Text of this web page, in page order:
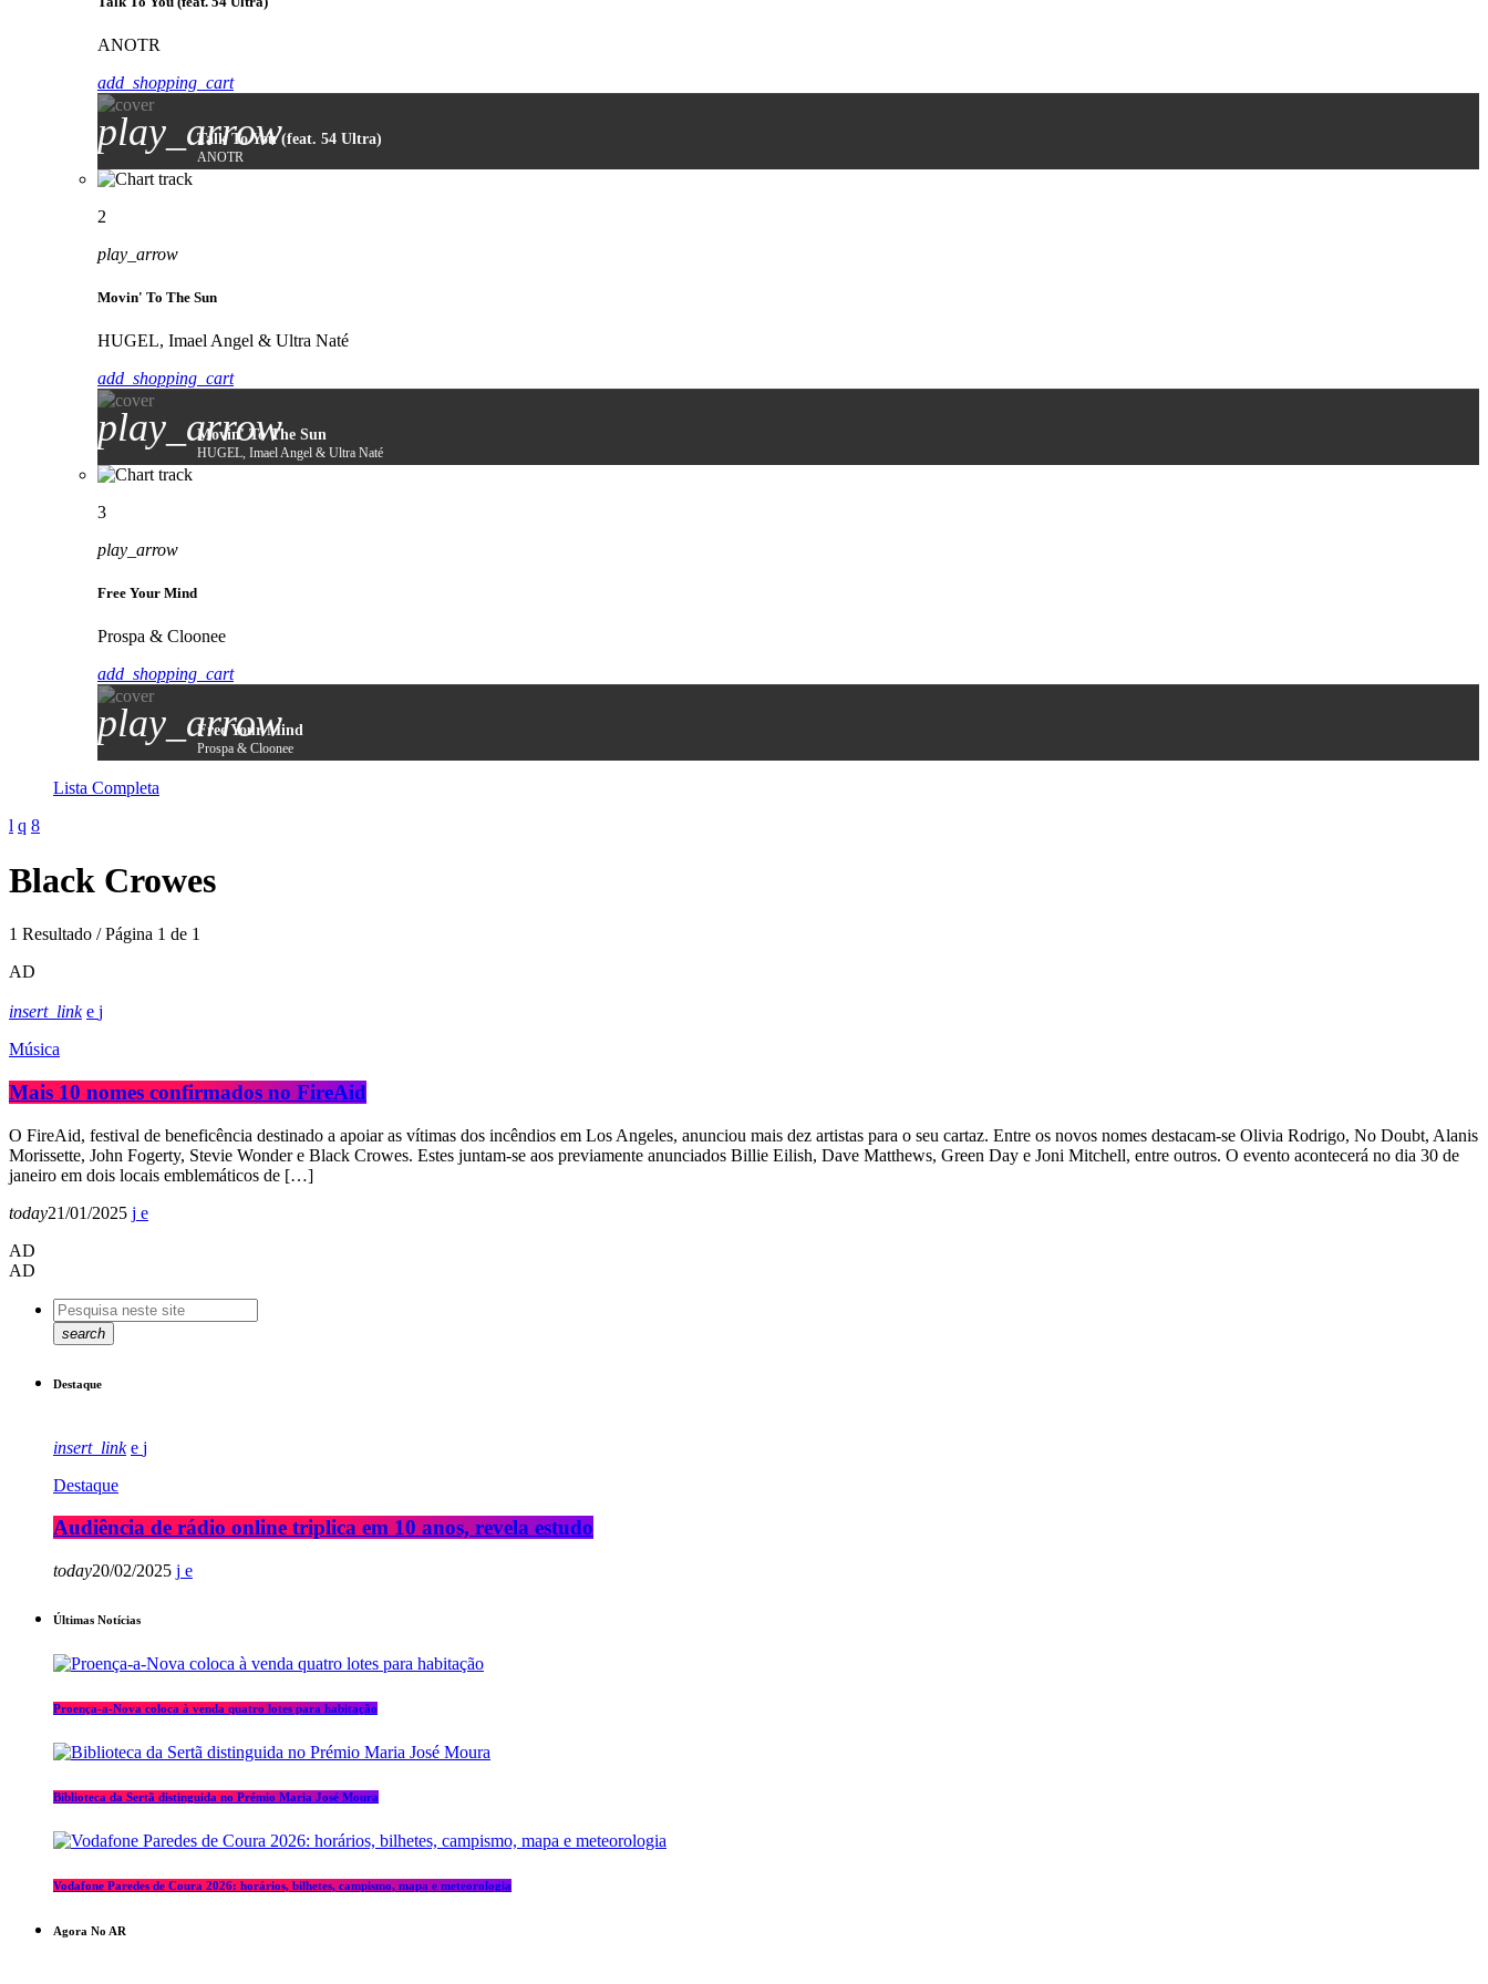
ANOTR
add_shopping_cart
play_arrowTalk To You (feat. 54 Ultra)
ANOTR
2
play_arrow
Movin' To The Sun
HUGEL, Imael Angel & Ultra Naté
add_shopping_cart
play_arrow
Movin' To The Sun
HUGEL, Imael Angel & Ultra Naté
3
play_arrow
Free Your Mind
Prospa & Cloonee
add_shopping_cart
play_arrow
Free Your Mind
Prospa & Cloonee
Lista Completa
Black Crowes
1 Resultado / Página 1 de 1
AD
insert_link
Música
Mais 10 nomes confirmados no FireAid
O FireAid, festival de beneficência destinado a apoiar as vítimas dos incêndios em Los Angeles, anunciou mais dez artistas para o seu cartaz. Entre os novos nomes destacam-se Olivia Rodrigo, No Doubt, Alanis
Morissette, John Fogerty, Stevie Wonder e Black Crowes. Estes juntam-se aos previamente anunciados Billie Eilish, Dave Matthews, Green Day e Joni Mitchell, entre outros. O evento acontecerá no dia 30 de
janeiro em dois locais emblemáticos de […]
today21/01/2025
AD
AD
search
Destaque
insert_link
Destaque
Audiência de rádio online triplica em 10 anos, revela estudo
today20/02/2025
Últimas Notícias
Proença-a-Nova coloca à venda quatro lotes para habitação
Biblioteca da Sertã distinguida no Prémio Maria José Moura
Vodafone Paredes de Coura 2026: horários, bilhetes, campismo, mapa e meteorologia
Agora No AR